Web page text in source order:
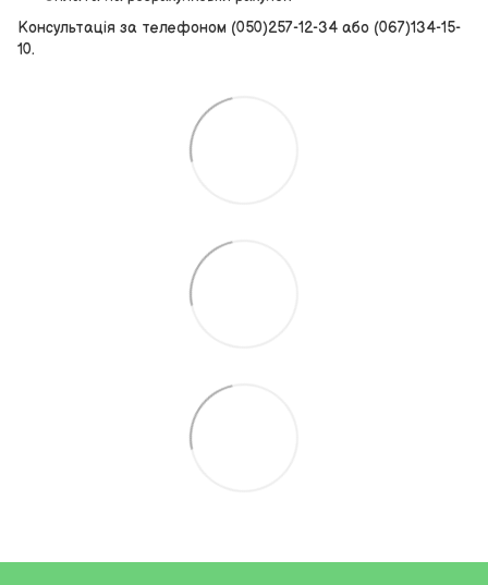
Консультація за телефоном (050)257-12-34 або (067)134-15-
10.